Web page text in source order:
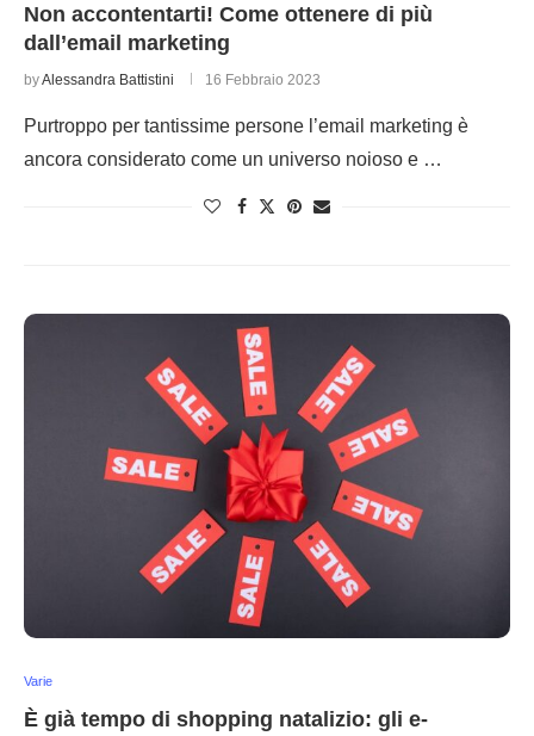
Non accontentarti! Come ottenere di più
dall’email marketing
byAlessandra Battistini 16 Febbraio 2023
Purtroppo per tantissime persone l’email marketing è
ancora considerato come un universo noioso e …
Varie
È già tempo di shopping natalizio: gli e-